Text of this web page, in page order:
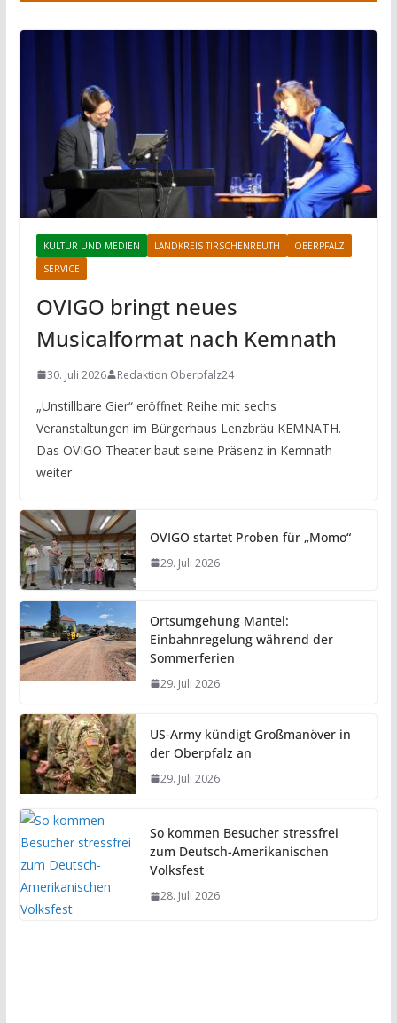
KULTUR UND MEDIEN LANDKREIS TIRSCHENREUTH
OBERPFALZ
SERVICE
OVIGO bringt neues
Musicalformat nach Kemnath
30. Juli 2026 Redaktion Oberpfalz24
„Unstillbare Gier“ eröffnet Reihe mit sechs
Veranstaltungen im Bürgerhaus Lenzbräu KEMNATH.
Das OVIGO Theater baut seine Präsenz in Kemnath
weiter
OVIGO startet Proben für „Momo“
29. Juli 2026
Ortsumgehung Mantel:
Einbahnregelung während der
Sommerferien
29. Juli 2026
US-Army kündigt Großmanöver in
der Oberpfalz an
29. Juli 2026
So kommen Besucher stressfrei
zum Deutsch-Amerikanischen
Volksfest
28. Juli 2026